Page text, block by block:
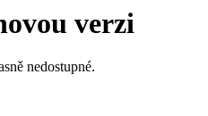
verzi
nedostupné.